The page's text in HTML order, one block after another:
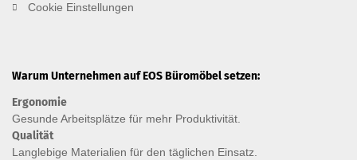
Cookie Einstellungen
Warum Unternehmen auf EOS Büromöbel setzen:
Ergonomie
Gesunde Arbeitsplätze für mehr Produktivität.
Qualität
Langlebige Materialien für den täglichen Einsatz.